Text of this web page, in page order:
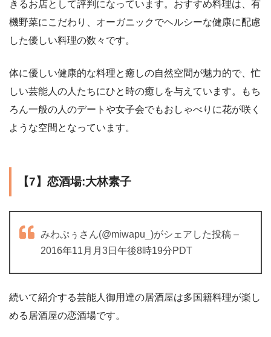
きるお店として評判になっています。おすすめ料理は、有
機野菜にこだわり、オーガニックでヘルシーな健康に配慮
した優しい料理の数々です。
体に優しい健康的な料理と癒しの自然空間が魅力的で、忙
しい芸能人の人たちにひと時の癒しを与えています。もち
ろん一般の人のデートや女子会でもおしゃべりに花が咲く
ような空間となっています。
【7】恋酒場:大林素子
みわぷぅさん(@miwapu_)がシェアした投稿 –
2016年11月月3日午後8時19分PDT
続いて紹介する芸能人御用達の居酒屋は多国籍料理が楽し
める居酒屋の恋酒場です。